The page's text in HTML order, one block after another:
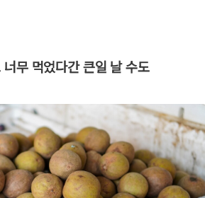
무 먹었다간 큰일 날 수도